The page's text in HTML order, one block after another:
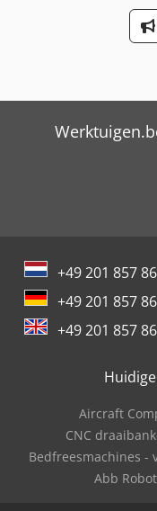
+49 201 857
+49 201 857
+49 201 857
Aircraft
CNC
Bedfreesmachines -
Abb Robot